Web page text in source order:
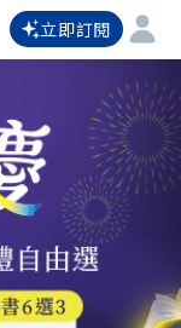
立即訂閱